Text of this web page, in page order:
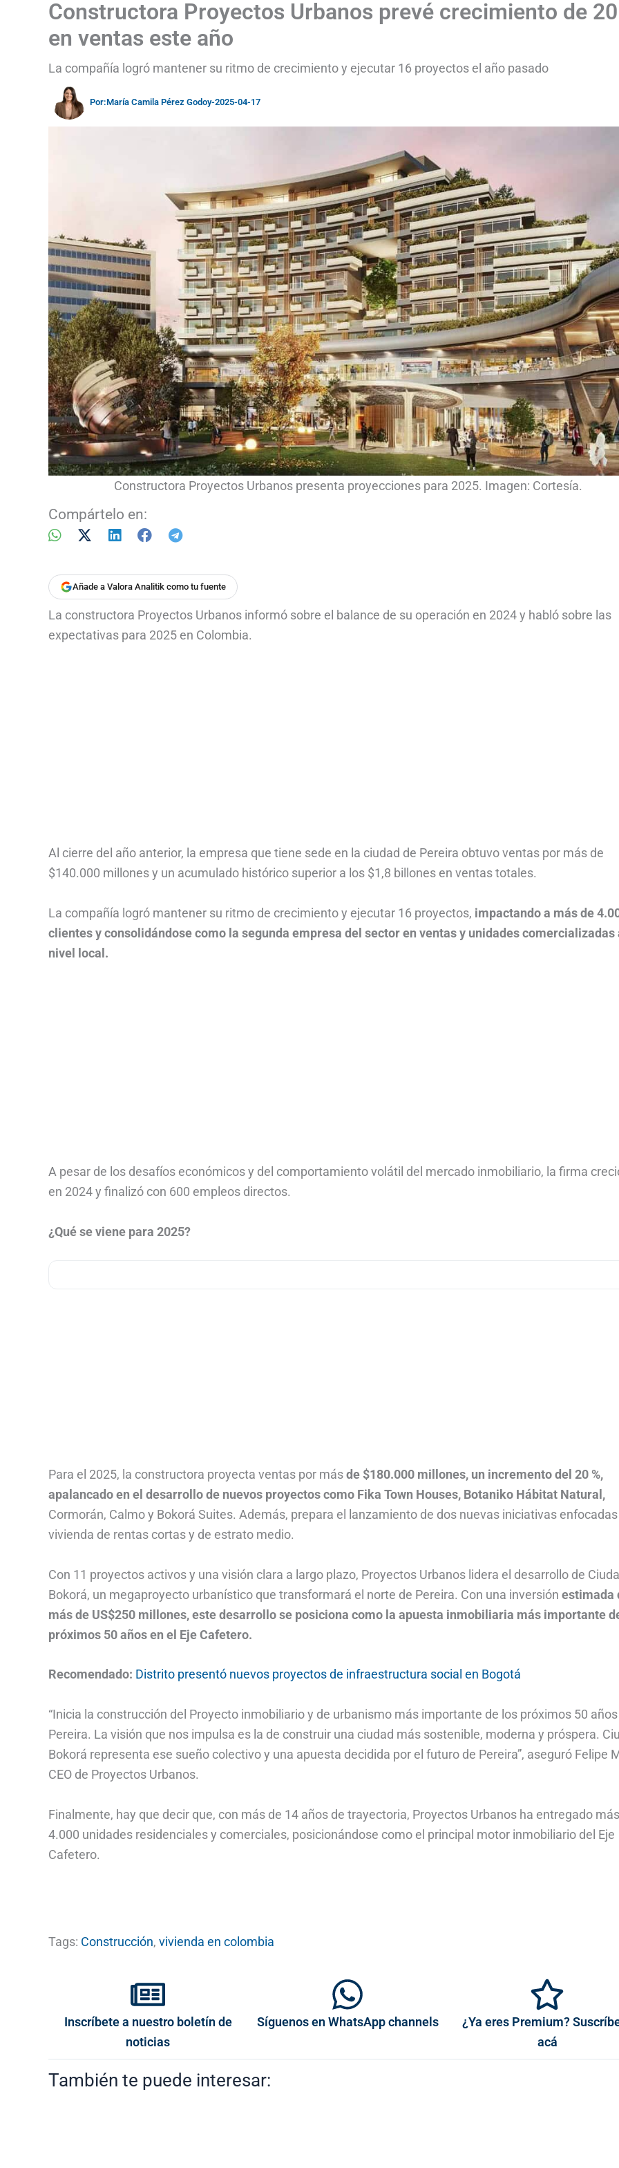
Constructora Proyectos Urbanos prevé crecimiento de
en ventas este año
La compañía logró mantener su ritmo de crecimiento y ejecutar 16 proyectos el año pasado
Por:María Camila Pérez Godoy-2025-04-17
Constructora Proyectos Urbanos presenta proyecciones para 2025. Imagen: Cortesía.
Compártelo en:
Añade a Valora Analitik como tu fuente
La constructora Proyectos Urbanos informó sobre el balance de su operación en 2024 y habló sobre las
expectativas para 2025 en Colombia.
Al cierre del año anterior, la empresa que tiene sede en la ciudad de Pereira obtuvo ventas por más de
$140.000 millones y un acumulado histórico superior a los $1,8 billones en ventas totales.
La compañía logró mantener su ritmo de crecimiento y ejecutar 16 proyectos, impactando a más de
clientes y consolidándose como la segunda empresa del sector en ventas y unidades comercializadas
nivel local.
A pesar de los desafíos económicos y del comportamiento volátil del mercado inmobiliario, la firma
en 2024 y finalizó con 600 empleos directos.
¿Qué se viene para 2025?
Para el 2025, la constructora proyecta ventas por másde $180.000 millones, un incremento del 20 %,
apalancado en el desarrollo de nuevos proyectos como Fika Town Houses, Botaniko Hábitat Natural,
Cormorán, Calmo y Bokorá Suites. Además, prepara el lanzamiento de dos nuevas iniciativas
vivienda de rentas cortas y de estrato medio.
Con 11 proyectos activos y una visión clara a largo plazo, Proyectos Urbanos lidera el desarrollo de
Bokorá, un megaproyecto urbanístico que transformará el norte de Pereira. Con una inversión estimada
más de US$250 millones, este desarrollo se posiciona como la apuesta inmobiliaria más importante
próximos 50 años en el Eje Cafetero.
Recomendado: Distrito presentó nuevos proyectos de infraestructura social en Bogotá
“Inicia la construcción del Proyecto inmobiliario y de urbanismo más importante de los próximos 50
Pereira. La visión que nos impulsa es la de construir una ciudad más sostenible, moderna y próspera.
Bokorá representa ese sueño colectivo y una apuesta decidida por el futuro de Pereira”, aseguró Felipe
CEO de Proyectos Urbanos.
Finalmente, hay que decir que, con más de 14 años de trayectoria, Proyectos Urbanos ha entregado
4.000 unidades residenciales y comerciales, posicionándose como el principal motor inmobiliario del Eje
Cafetero.
Tags: Construcción, vivienda en colombia
Inscríbete a nuestro boletín de
noticias
Síguenos en WhatsApp channels
¿Ya eres Premium?
acá
También te puede interesar: